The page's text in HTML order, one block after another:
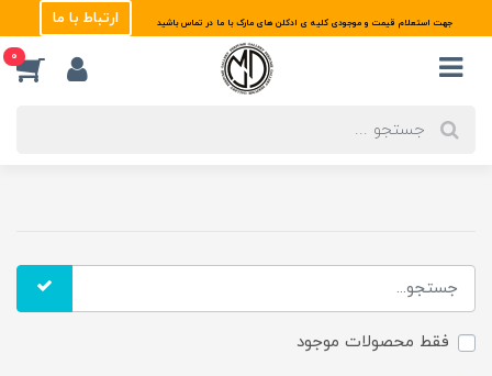
جهت استعلام قیمت و موجودی کلیه ی ادکلن های مارک با ما در تماس باشید ارتباط با ما
0
فقط محصولات موجود